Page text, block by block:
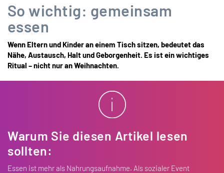
So wichtig: gemeinsam
essen
Wenn Eltern und Kinder an einem Tisch sitzen, bedeutet das
Nähe, Austausch, Halt und Geborgenheit. Es ist ein wichtiges
Ritual – nicht nur an Weihnachten.
Warum Sie diesen Artikel lesen
sollten:
Essen ist mehr als Nahrungs­aufnahme. Als sozialer Event